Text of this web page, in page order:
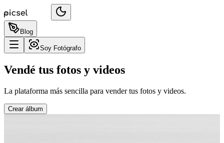
Blog
Soy Fotógrafo
Vendé tus fotos y videos
La plataforma más sencilla para vender tus fotos y videos.
Crear álbum